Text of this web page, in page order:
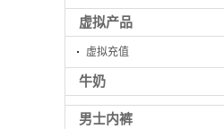
虚拟产品
虚拟充值
牛奶
男士内裤